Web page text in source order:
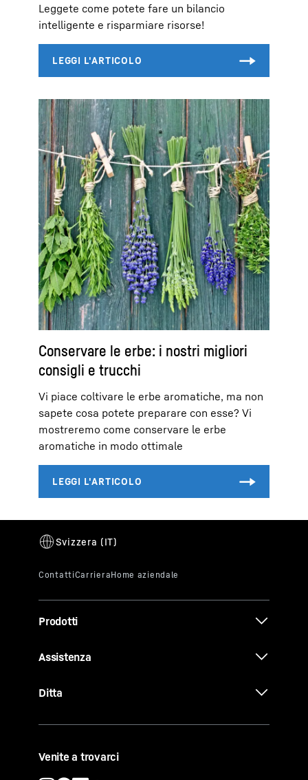
Leggete come potete fare un bilancio
intelligente e risparmiare risorse!
Conservare le erbe: i nostri migliori
consigli e trucchi
Vi piace coltivare le erbe aromatiche, ma non
sapete cosa potete preparare con esse? Vi
mostreremo come conservare le erbe
aromatiche in modo ottimale
Prodotti
Assistenza
Ditta
Venite a trovarci